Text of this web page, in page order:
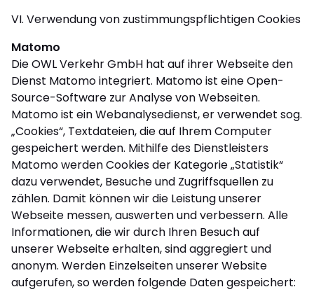
VI. Verwendung von zustimmungspflichtigen Cookies
Matomo
Die OWL Verkehr GmbH hat auf ihrer Webseite den
Dienst Matomo integriert. Matomo ist eine Open-
Source-Software zur Analyse von Webseiten.
Matomo ist ein Webanalysedienst, er verwendet sog.
„Cookies“, Textdateien, die auf Ihrem Computer
gespeichert werden. Mithilfe des Dienstleisters
Matomo werden Cookies der Kategorie „Statistik“
dazu verwendet, Besuche und Zugriffsquellen zu
zählen. Damit können wir die Leistung unserer
Webseite messen, auswerten und verbessern. Alle
Informationen, die wir durch Ihren Besuch auf
unserer Webseite erhalten, sind aggregiert und
anonym. Werden Einzelseiten unserer Website
aufgerufen, so werden folgende Daten gespeichert: